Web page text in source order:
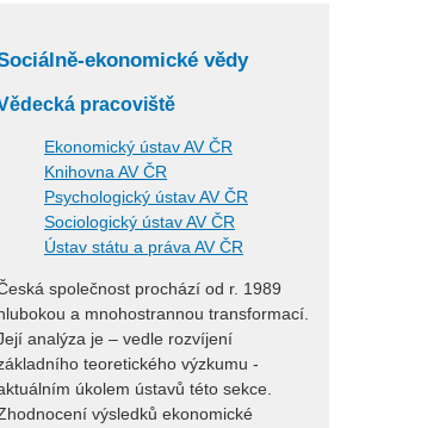
ekonomické vědy
pracoviště
Ekonomický ústav AV ČR
Knihovna AV ČR
Psychologický ústav AV ČR
Sociologický ústav AV ČR
Ústav státu a práva AV ČR
společnost prochází od r. 1989
a mnohostrannou transformací.
analýza je – vedle rozvíjení
teoretického výzkumu -
úkolem ústavů této sekce.
výsledků ekonomické